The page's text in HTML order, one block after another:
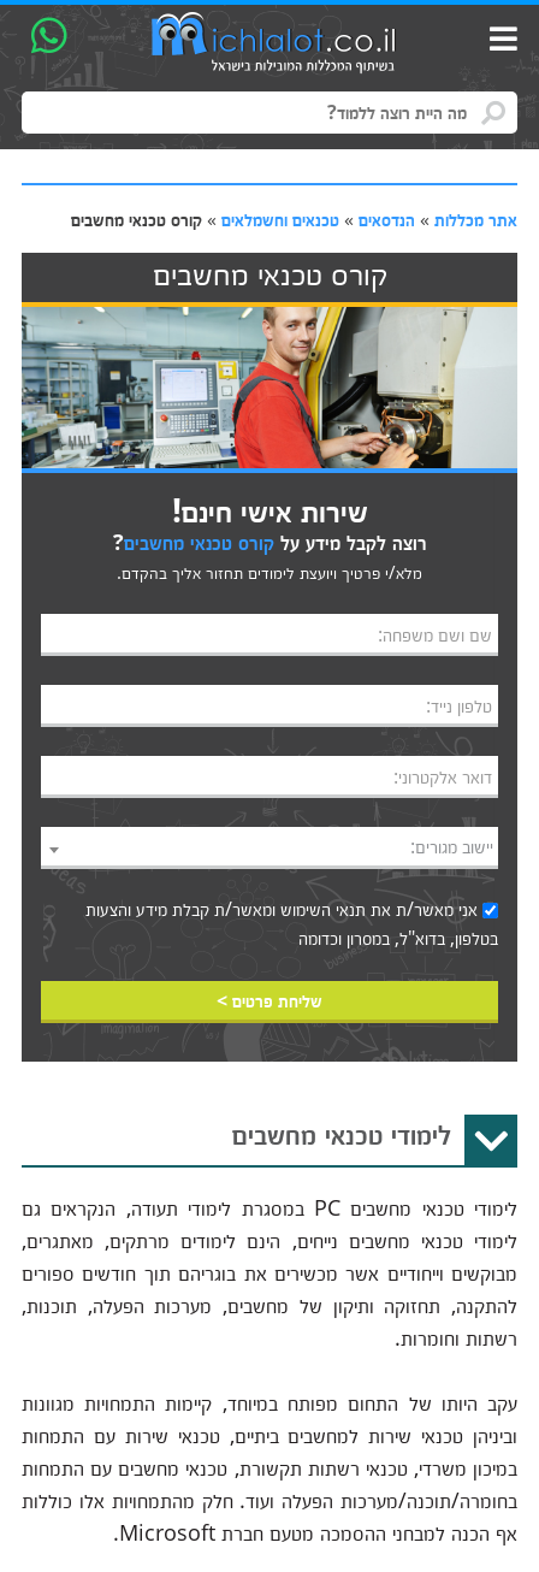
אתר מכללות» הנדסאים» טכנאים וחשמלאים» קורס טכנאי מחשבים
קורס טכנאי מחשבים
שירות אישי חינם!
רוצה לקבל מידע עלקורס טכנאי מחשבים?
מלא/י פרטיך ויועצת לימודים תחזור אליך בהקדם.
שם ושם משפחה:
טלפון נייד:
דואר אלקטרוני:
יישוב מגורים:
אני מאשר/ת אתתנאי השימושומאשר/ת קבלת מידע והצעות
בטלפון, בדוא"ל, במסרון וכדומה‎‎
שליחת פרטים >
לימודי טכנאי מחשבים
לימודי טכנאי מחשבים PC במסגרת לימודי תעודה, הנקראים גם
לימודי טכנאי מחשבים נייחים, הינם לימודים מרתקים, מאתגרים,
מבוקשים וייחודיים אשר מכשירים את בוגריהם תוך חודשים ספורים
להתקנה, תחזוקה ותיקון של מחשבים, מערכות הפעלה, תוכנות,
רשתות וחומרות.
עקב היותו של התחום מפותח במיוחד, קיימות התמחויות מגוונות
וביניהן טכנאי שירות למחשבים ביתיים, טכנאי שירות עם התמחות
במיכון משרדי, טכנאי רשתות תקשורת, טכנאי מחשבים עם התמחות
בחומרה/תוכנה/מערכות הפעלה ועוד. חלק מהתמחויות אלו כוללות
אף הכנה למבחני ההסמכה מטעם חברת Microsoft.